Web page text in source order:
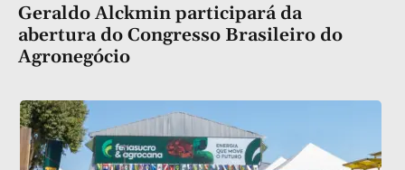
Geraldo Alckmin participará da
abertura do Congresso Brasileiro do
Agronegócio